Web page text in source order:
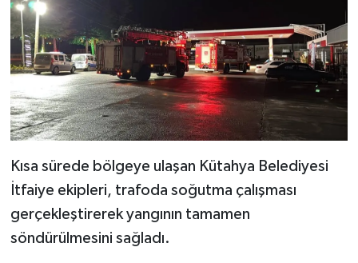
Kısa sürede bölgeye ulaşan Kütahya Belediyesi
İtfaiye ekipleri, trafoda soğutma çalışması
gerçekleştirerek yangının tamamen
söndürülmesini sağladı.
Politika
Resmi İlan
Rüya Tabirleri
Sağlık
Simav